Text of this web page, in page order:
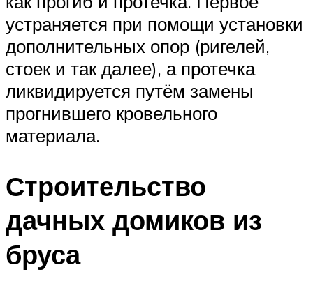
устраняется при помощи установки
дополнительных опор (ригелей,
стоек и так далее), а протечка
ликвидируется путём замены
прогнившего кровельного
материала.
Строительство
дачных домиков из
бруса